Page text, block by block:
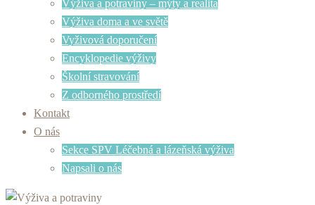
Výživa a potraviny – mýty a realita
Výživa doma a ve světě
Vyživová doporučení
Encyklopedie výživy
Školní stravování
Z odborného prostředí
Kontakt
O nás
Sekce SPV Léčebná a lázeňská výživa
Napsali o nás